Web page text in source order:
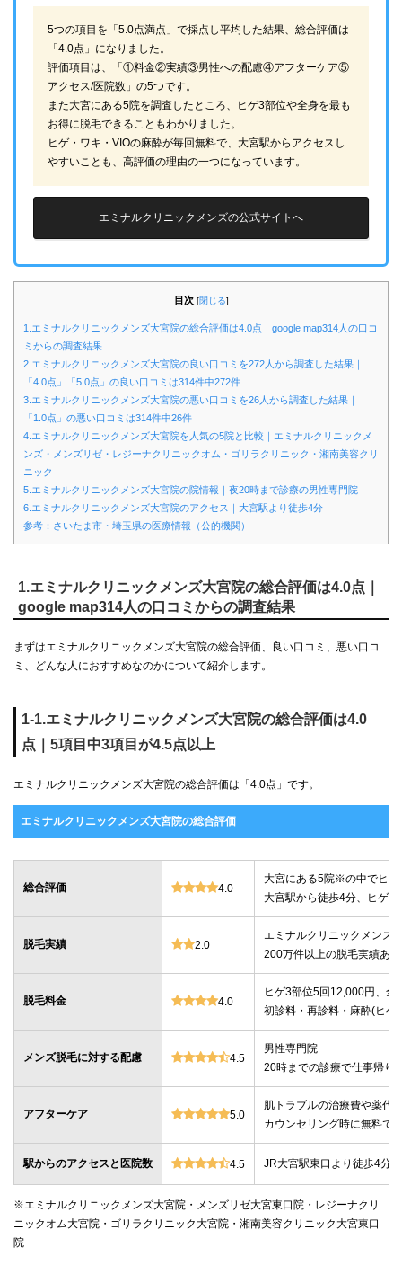
5つの項目を「5.0点満点」で採点し平均した結果、総合評価は
「4.0点」になりました。
評価項目は、「①料金②実績③男性への配慮④アフターケア⑤
アクセス/医院数」の5つです。
また大宮にある5院を調査したところ、ヒゲ3部位や全身を最も
お得に脱毛できることもわかりました。
ヒゲ・ワキ・VIOの麻酔が毎回無料で、大宮駅からアクセスし
やすいことも、高評価の理由の一つになっています。
エミナルクリニックメンズの公式サイトへ
目次 [閉じる]
1.エミナルクリニックメンズ大宮院の総合評価は4.0点｜google map314人の口コ
ミからの調査結果
2.エミナルクリニックメンズ大宮院の良い口コミを272人から調査した結果｜
「4.0点」「5.0点」の良い口コミは314件中272件
3.エミナルクリニックメンズ大宮院の悪い口コミを26人から調査した結果｜
「1.0点」の悪い口コミは314件中26件
4.エミナルクリニックメンズ大宮院を人気の5院と比較｜エミナルクリニックメ
ンズ・メンズリゼ・レジーナクリニックオム・ゴリラクリニック・湘南美容クリ
ニック
5.エミナルクリニックメンズ大宮院の院情報｜夜20時まで診療の男性専門院
6.エミナルクリニックメンズ大宮院のアクセス｜大宮駅より徒歩4分
参考：さいたま市・埼玉県の医療情報（公的機関）
1.エミナルクリニックメンズ大宮院の総合評価は4.0点｜
google map314人の口コミからの調査結果
まずはエミナルクリニックメンズ大宮院の総合評価、良い口コミ、悪い口コ
ミ、どんな人におすすめなのかについて紹介します。
1-1.エミナルクリニックメンズ大宮院の総合評価は4.0
点｜5項目中3項目が4.5点以上
エミナルクリニックメンズ大宮院の総合評価は「4.0点」です。
エミナルクリニックメンズ大宮院の総合評価
総合評価 4.0
大宮にある5院※の中でヒ
大宮駅から徒歩4分、ヒゲ
脱毛実績 2.0
エミナルクリニックメンズ
200万件以上の脱毛実績あり
脱毛料金 4.0
ヒゲ3部位5回12,000円、全
初診料・再診料・麻酔(ヒゲ
メンズ脱毛に対する配慮 4.5
男性専門院
20時までの診療で仕事帰り
アフターケア 5.0
肌トラブルの治療費や薬代
カウンセリング時に無料で
駅からのアクセスと医院数 4.5 JR大宮駅東口より徒歩4分
※エミナルクリニックメンズ大宮院・メンズリゼ大宮東口院・レジーナクリ
ニックオム大宮院・ゴリラクリニック大宮院・湘南美容クリニック大宮東口
院